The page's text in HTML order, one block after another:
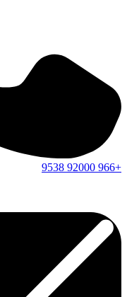
+966
92000
9538